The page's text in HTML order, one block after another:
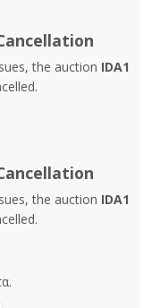
the auction IDA1
the auction IDA1